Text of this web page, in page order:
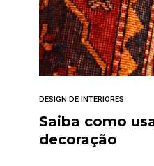
DESIGN DE INTERIORES
Saiba como
decoração